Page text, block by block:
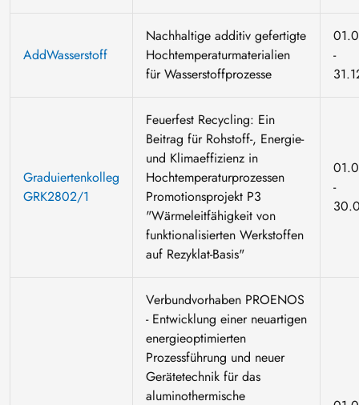
AddWasserstoff
Nachhaltige additiv gefertigte
Hochtemperaturmaterialien
für Wasserstoffprozesse
-
Graduiertenkolleg
GRK2802/1
Feuerfest Recycling: Ein
Beitrag für Rohstoff-, Energie-
und Klimaeffizienz in
Hochtemperaturprozessen
Promotionsprojekt P3
"Wärmeleitfähigkeit von
funktionalisierten Werkstoffen
auf Rezyklat-Basis"
-
Verbundvorhaben PROENOS
- Entwicklung einer neuartigen
energieoptimierten
Prozessführung und neuer
Gerätetechnik für das
aluminothermische